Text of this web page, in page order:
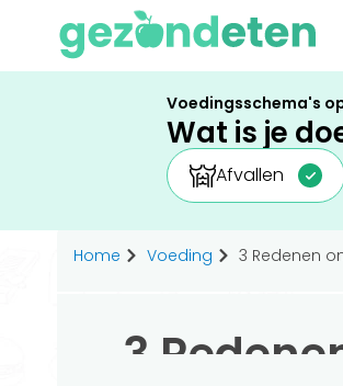
Voedingsschema's
Wat is je
Afvallen
Home Voeding 3 Redenen
3